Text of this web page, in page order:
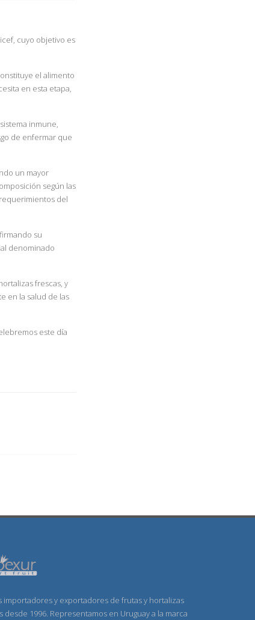
cuyo objetivo es
el alimento
en esta etapa,
inmune,
de enfermar que
un mayor
según las
del
su
denominado
frescas, y
en la salud de las
este día
importadores y exportadores de frutas y hortalizas
desde 1996. Representamos en Uruguay a la marca